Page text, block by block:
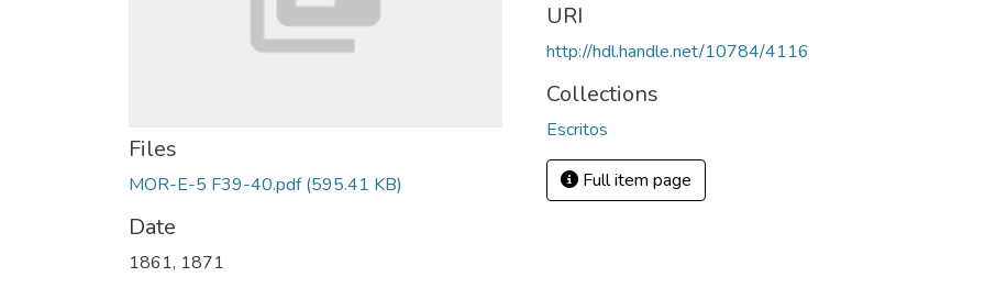
Files
MOR-E-5 F39-40.pdf(595.41 KB)
Date
1861, 1871
URI
http://hdl.handle.net/10784/4116
Collections
Escritos
Full item page